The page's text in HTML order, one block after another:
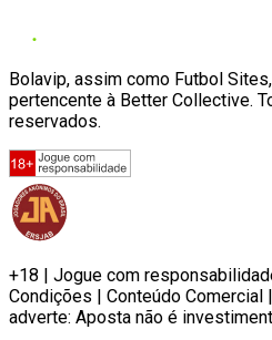
Bolavip, assim como Futbol
pertencente à Better Collective.
reservados.
+18 | Jogue com
Condições | Conteúdo
adverte: Aposta não é